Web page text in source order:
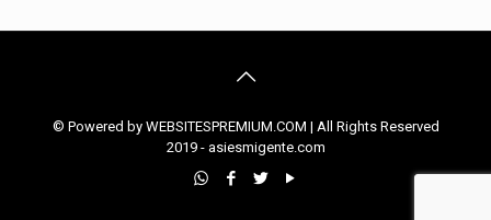
© Powered by WEBSITESPREMIUM.COM | All Rights Reserved
2019 - asiesmigente.com